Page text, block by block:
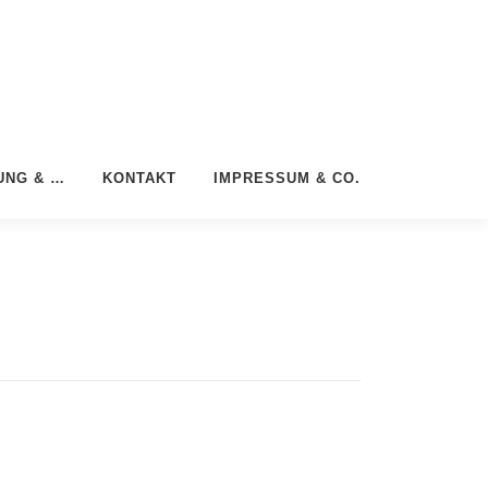
& … KONTAKT IMPRESSUM & CO.